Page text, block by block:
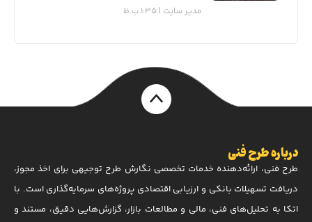
مدیر سایت 1:35 ب.ظ
درباره طرح فنی
طرح فنی، ارائه‌دهنده خدمات تخصصی نگارش طرح توجیهی برای اخذ مجوز،
دریافت تسهیلات بانکی و ارزیابی اقتصادی پروژه‌های سرمایه‌گذاری است. با
اتکا به تحلیل‌های فنی، مالی و مطالعات بازار، گزارش‌هایی دقیق، مستند و